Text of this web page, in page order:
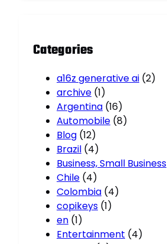
Categories
a16z generative ai (2)
archive (1)
Argentina (16)
Automobile (8)
Blog (12)
Brazil (4)
Business, Small Business
Chile (4)
Colombia (4)
copikeys (1)
en (1)
Entertainment (4)